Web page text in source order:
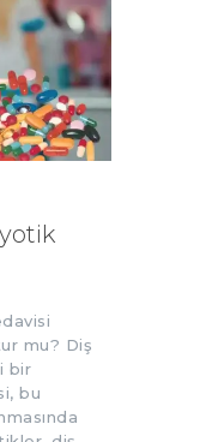
mu? Diş
bir
bu